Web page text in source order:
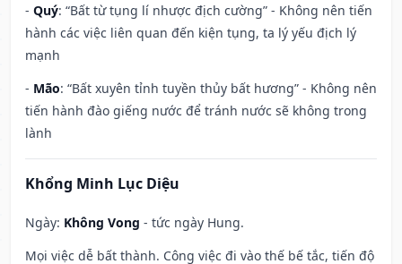
- Quý: “Bất từ tụng lí nhược địch cường” - Không nên tiến
hành các việc liên quan đến kiện tụng, ta lý yếu địch lý
mạnh
- Mão: “Bất xuyên tỉnh tuyền thủy bất hương” - Không nên
tiến hành đào giếng nước để tránh nước sẽ không trong
lành
Khổng Minh Lục Diệu
Ngày: Không Vong - tức ngày Hung.
Mọi việc dễ bất thành. Công việc đi vào thế bế tắc, tiến độ